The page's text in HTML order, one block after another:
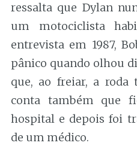
ressalta que Dylan
um motociclista
entrevista em 1987,
pânico quando olhou
que, ao freiar, a roda
conta também que
hospital e depois foi
de um médico.